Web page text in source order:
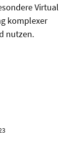
Virtual
komplexer
nutzen.